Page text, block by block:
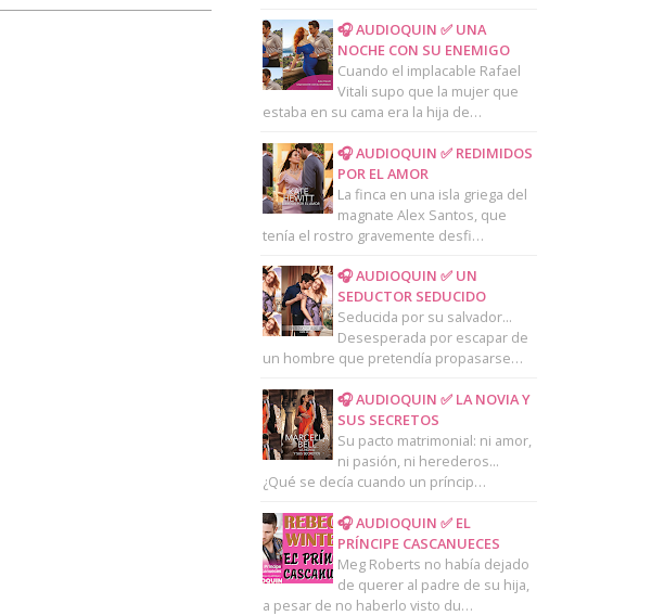
🎧 AUDIOQUIN ✅ UNA
NOCHE CON SU ENEMIGO
Cuando el implacable Rafael
Vitali supo que la mujer que
estaba en su cama era la hija de…
🎧 AUDIOQUIN ✅ REDIMIDOS
POR EL AMOR
La finca en una isla griega del
magnate Alex Santos, que
tenía el rostro gravemente desfi…
🎧 AUDIOQUIN ✅ UN
SEDUCTOR SEDUCIDO
Seducida por su salvador...
Desesperada por escapar de
un hombre que pretendía propasarse…
🎧 AUDIOQUIN ✅ LA NOVIA Y
SUS SECRETOS
Su pacto matrimonial: ni amor,
ni pasión, ni herederos...
¿Qué se decía cuando un príncip…
🎧 AUDIOQUIN ✅ EL
PRÍNCIPE CASCANUECES
Meg Roberts no había dejado
de querer al padre de su hija,
a pesar de no haberlo visto du…